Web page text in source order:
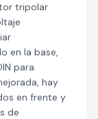
tripolar
en la base,
para
hay
en frente y
de